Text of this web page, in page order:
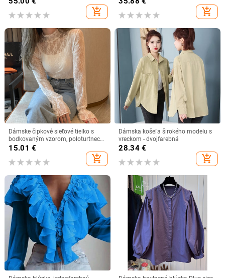
add_shopping_cart
lanternovým rukávom Módne
add_shopping_cart
Dámske čipkové sieťové tielko s
bodkovaným vzorom, poloturtneck
golier, dlhé rukávy, voľný strih, dĺžka
15.01 €
add_shopping_cart
Dámska košeľa širokého modelu s
vreckom - dvojfarebná
28.34€
add_shopping_cart